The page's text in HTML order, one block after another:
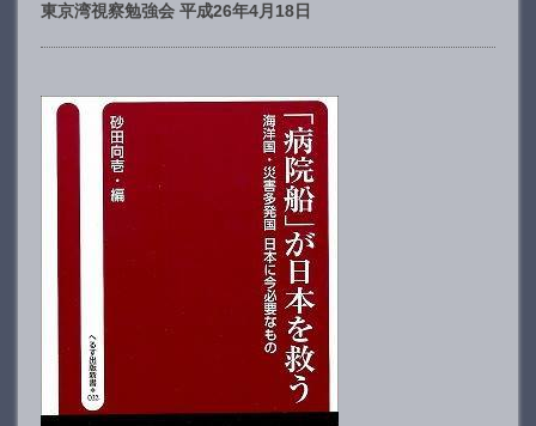
東京湾視察勉強会 平成26年4月18日